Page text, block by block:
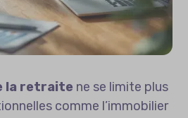
la retraite ne se limite plus
comme l’immobilier